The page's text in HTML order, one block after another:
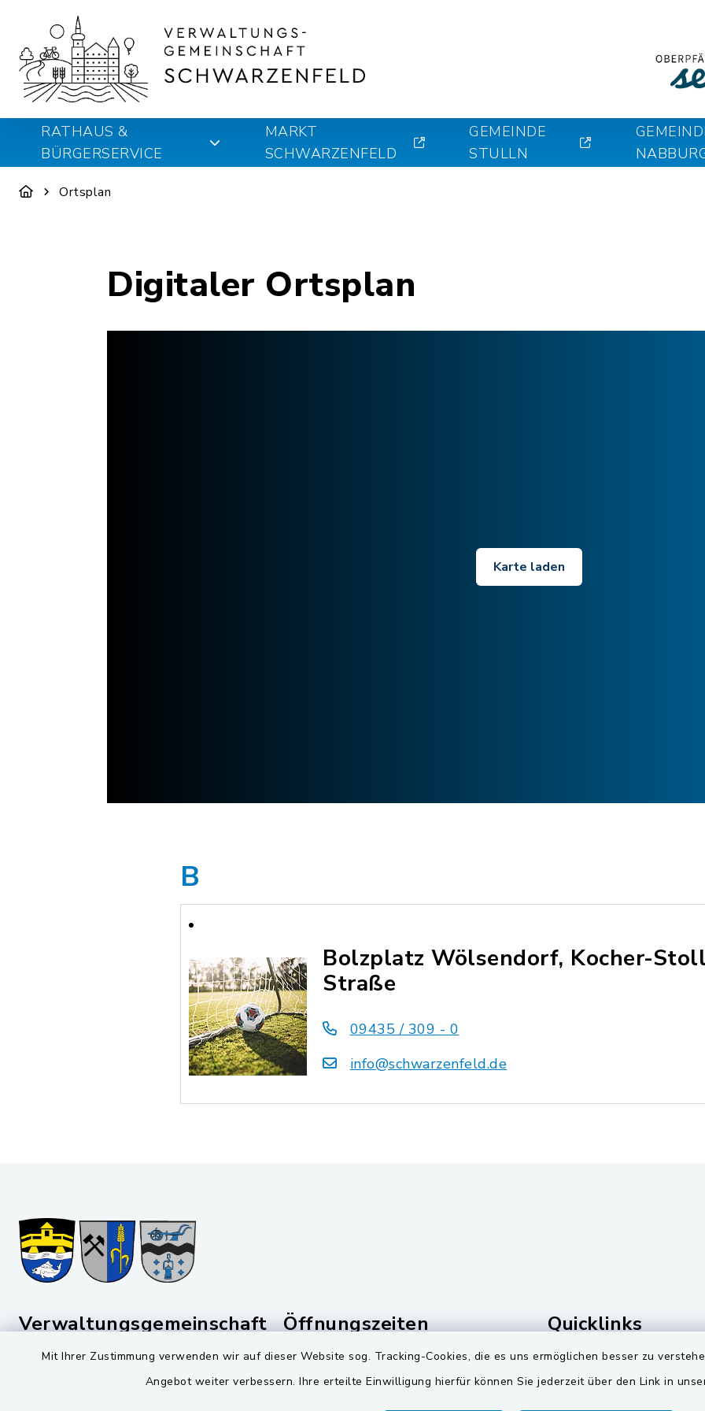
Mit Ihrer Zustimmung verwenden wir auf dieser Website sog. Tracking-Cookies, die es uns ermöglichen besser zu
Angebot weiter verbessern. Ihre erteilte Einwilligung hierfür können Sie jederzeit über den Link in
RATHAUS &
BÜRGERSERVICE
MARKT
SCHWARZENFELD
GEMEINDE
STULLN
Ortsplan
Digitaler Ortsplan
Karte laden
B
Bolzplatz Wölsendorf, Kocher-
Straße
09435 / 309 - 0
info@schwarzenfeld.de
Verwaltungsgemeinschaft Öffnungszeiten
Montag bis Freitag:
08:00-12:00 Uhr
Quicklinks
Landkreis Schwandorf